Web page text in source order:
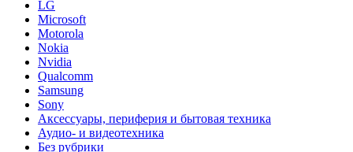
LG
Microsoft
Motorola
Nokia
Nvidia
Qualcomm
Samsung
Sony
Аксессуары, периферия и бытовая техника
Аудио- и видеотехника
Без рубрики